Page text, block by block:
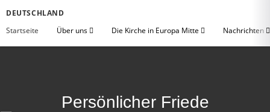
DEUTSCHLAND
Startseite
Über uns Die Kirche in Europa Mitte Nachrichten
Persönlicher Friede